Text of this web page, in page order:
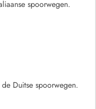
spoorwegen.
Duitse spoorwegen.